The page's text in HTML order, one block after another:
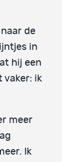
de
in
hij een
vaker: ik
meer
Ik